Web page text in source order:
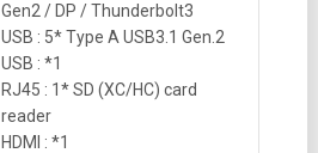
Gen2 / DP / Thunderbolt3
USB : 5* Type A USB3.1 Gen.2
USB : *1
RJ45 : 1* SD (XC/HC) card
reader
HDMI : *1